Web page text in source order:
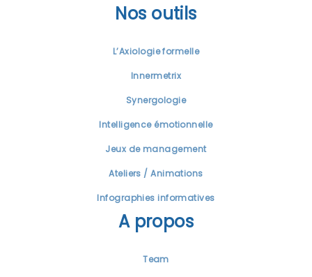
Nos outils
L’Axiologie formelle
Innermetrix
Synergologie
Intelligence émotionnelle
Jeux de management
Ateliers / Animations
Infographies informatives
A propos
Team